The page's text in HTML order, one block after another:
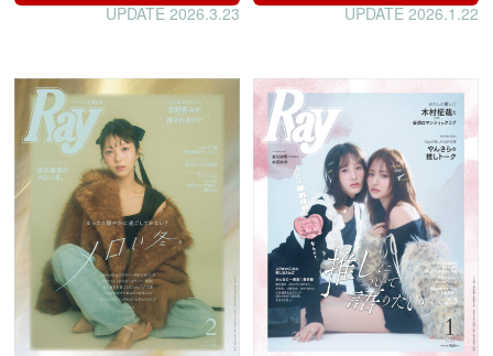
UPDATE 2026.3.23 UPDATE 2026.1.22